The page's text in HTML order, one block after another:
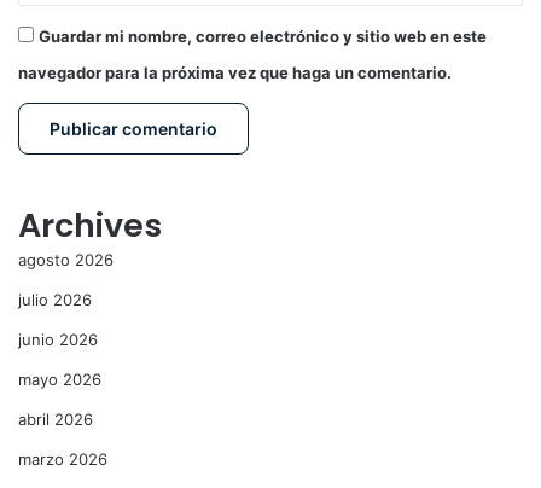
Guardar mi nombre, correo electrónico y sitio web en este
navegador para la próxima vez que haga un comentario.
Archives
agosto 2026
julio 2026
junio 2026
mayo 2026
abril 2026
marzo 2026